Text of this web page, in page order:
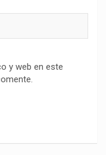
y web en este